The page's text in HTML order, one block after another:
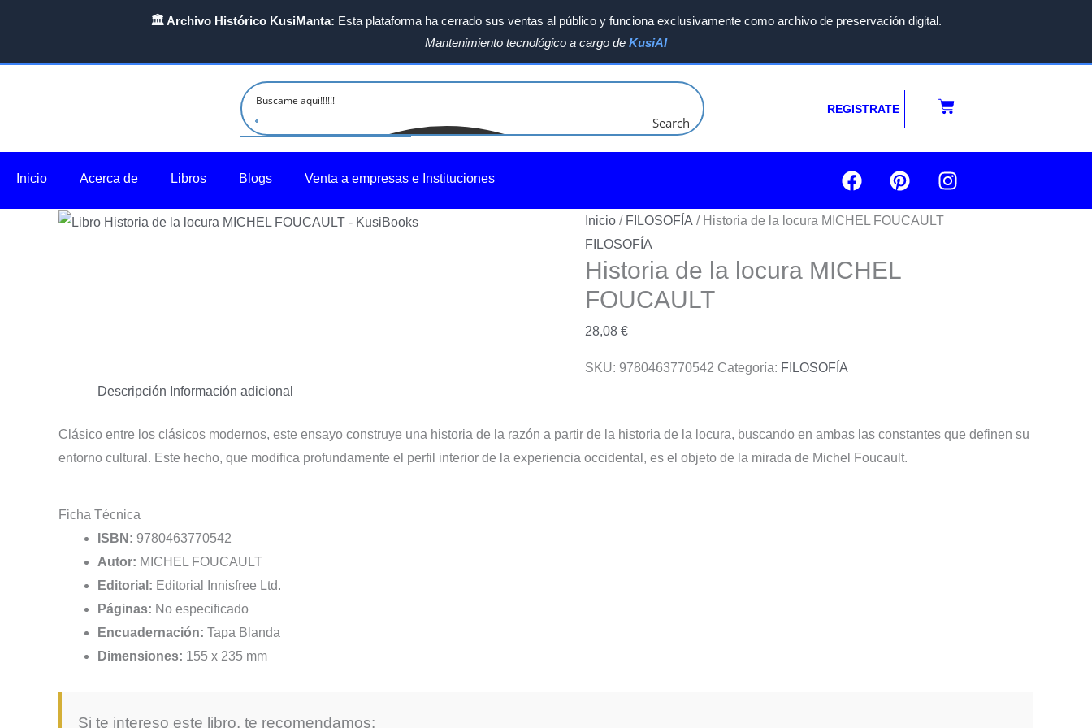
🏛️ Archivo Histórico KusiManta: Esta plataforma ha cerrado sus ventas al público y funciona exclusivamente como archivo de preservación digital.
Mantenimiento tecnológico a cargo de KusiAI
Search
REGISTRATE Carrito
Inicio Acerca de Libros Blogs Venta a empresas e Instituciones
F
a
c
e
o
P
i
n
t
r
I
n
s
Inicio / FILOSOFÍA / Historia de la locura MICHEL FOUCAULT
FILOSOFÍA
Historia de la locura MICHEL
FOUCAULT
28,08 €
SKU: 9780463770542 Categoría: FILOSOFÍA
Descripción Información adicional
Clásico entre los clásicos modernos, este ensayo construye una historia de la razón a partir de la historia de la locura, buscando en ambas las constantes que definen su
entorno cultural. Este hecho, que modifica profundamente el perfil interior de la experiencia occidental, es el objeto de la mirada de Michel Foucault.
Ficha Técnica
ISBN: 9780463770542
Autor: MICHEL FOUCAULT
Editorial: Editorial Innisfree Ltd.
Páginas: No especificado
Encuadernación: Tapa Blanda
Dimensiones: 155 x 235 mm
Si te intereso este libro, te recomendamos: